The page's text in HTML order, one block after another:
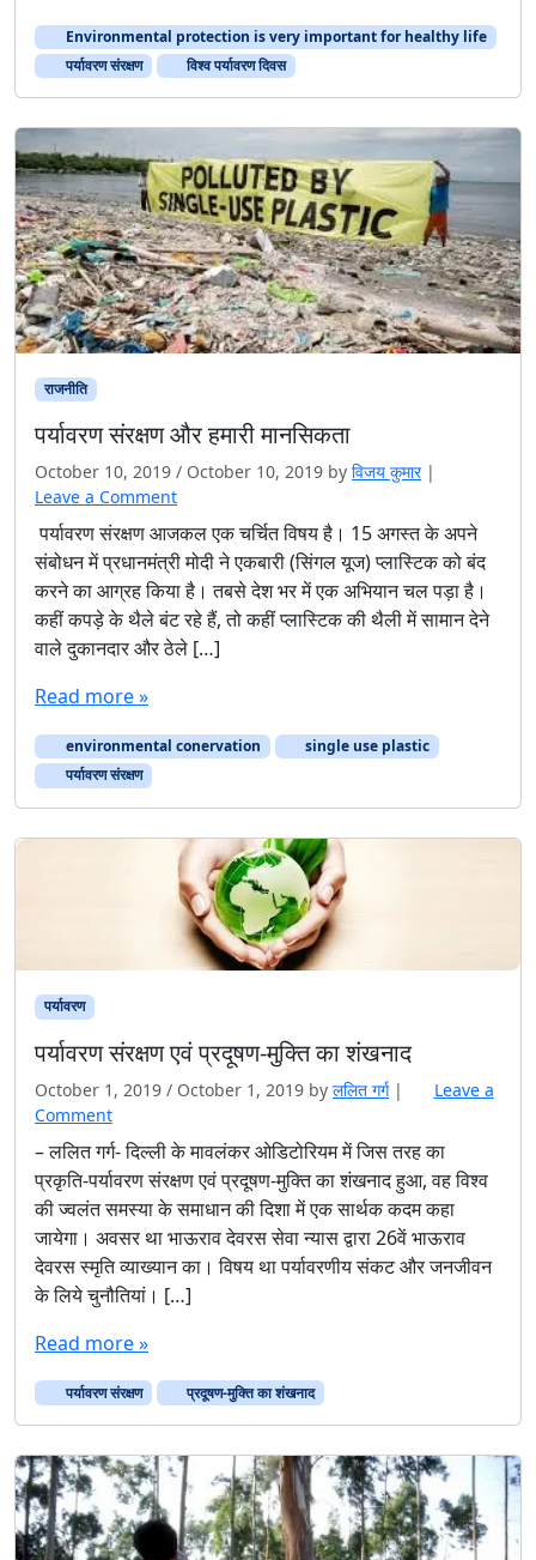
Environmental protection is very important for healthy life
पर्यावरण संरक्षण
विश्व पर्यावरण दिवस
राजनीति
पर्यावरण संरक्षण और हमारी मानसिकता
October 10, 2019 / October 10, 2019 by विजय कुमार |
Leave a Comment
पर्यावरण संरक्षण आजकल एक चर्चित विषय है। 15 अगस्त के अपने
संबोधन में प्रधानमंत्री मोदी ने एकबारी (सिंगल यूज) प्लास्टिक को बंद
करने का आग्रह किया है। तबसे देश भर में एक अभियान चल पड़ा है।
कहीं कपड़े के थैले बंट रहे हैं, तो कहीं प्लास्टिक की थैली में सामान देने
वाले दुकानदार और ठेले […]
Read more »
environmental conervation
single use plastic
पर्यावरण संरक्षण
पर्यावरण
पर्यावरण संरक्षण एवं प्रदूषण-मुक्ति का शंखनाद
October 1, 2019 / October 1, 2019 by ललित गर्ग |
Leave a
Comment
– ललित गर्ग- दिल्ली के मावलंकर ओडिटोरियम में जिस तरह का
प्रकृति-पर्यावरण संरक्षण एवं प्रदूषण-मुक्ति का शंखनाद हुआ, वह विश्व
की ज्वलंत समस्या के समाधान की दिशा में एक सार्थक कदम कहा
जायेगा। अवसर था भाऊराव देवरस सेवा न्यास द्वारा 26वें भाऊराव
देवरस स्मृति व्याख्यान का। विषय था पर्यावरणीय संकट और जनजीवन
के लिये चुनौतियां। […]
Read more »
पर्यावरण संरक्षण प्रदूषण-मुक्ति का शंखनाद